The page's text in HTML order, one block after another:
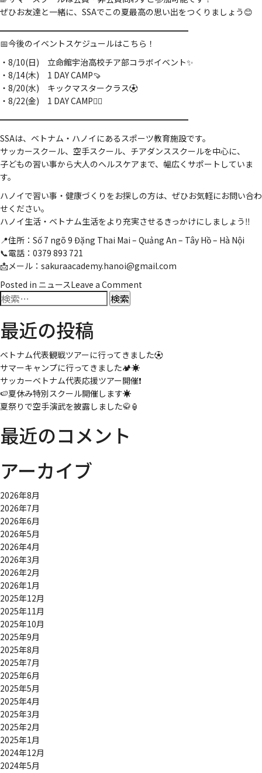
ぜひお友達と一緒に、SSAでこの夏最高の思い出をつくりましょう😊
━━━━━━━━━━━━━━━━━━━━━━━
📅今後のイベントスケジュールはこちら！
・8/10(日) 立命館宇治高校チア部コラボイベント✨
・8/14(木) 1 DAY CAMP🍠
・8/20(水) キックマスタークラス⚽
・8/22(金) 1 DAY CAMP🚣‍♂️
━━━━━━━━━━━━━━━━━━━━━━━
SSAは、ベトナム・ハノイにあるスポーツ教育施設です。
サッカースクール、空手スクール、チアダンススクールを中心に、
子どもの習い事から大人のヘルスケアまで、幅広くサポートしていま
す。
ハノイで習い事・健康づくりをお探しの方は、ぜひお気軽にお問い合わ
せください。
ハノイ生活・ベトナム生活をより充実させるきっかけにしましょう‼️
📍住所：Số 7 ngõ 9 Đặng Thai Mai – Quảng An – Tây Hồ – Hà Nội
📞電話：0379 893 721
📩メール：sakuraacademy.hanoi@gmail.com
Posted in ニュースLeave a Comment
い
っ
検
索:
最近の投稿
ベトナム代表観戦ツアーに行ってきました⚽
サマーキャンプに行ってきました🏕️☀️
サッカーベトナム代表応援ツアー開催❗
🍉夏休み特別スクール開催します☀️
夏祭りで空手演武を披露しました🥋🏮
最近のコメント
アーカイブ
2026年8月
2026年7月
2026年6月
2026年5月
2026年4月
2026年3月
2026年2月
2026年1月
2025年12月
2025年11月
2025年10月
2025年9月
2025年8月
2025年7月
2025年6月
2025年5月
2025年4月
2025年3月
2025年2月
2025年1月
2024年12月
2024年5月